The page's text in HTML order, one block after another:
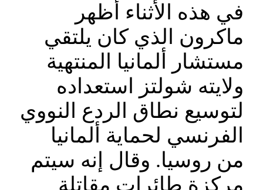
في هذه الأثناء أظهر
ماكرون الذي كان يلتقي
مستشار ألمانيا المنتهية
ولايته شولتز استعداده
لتوسيع نطاق الردع النووي
الفرنسي لحماية ألمانيا
من روسيا. وقال إنه سيتم
مركزة طائرات مقاتلة